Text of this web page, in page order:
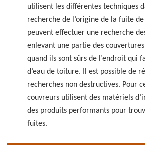
utilisent les différentes techniques
recherche de l’origine de la fuite
peuvent effectuer une recherche
enlevant une partie des
quand ils sont sûrs de l’endroit qui
d’eau de toiture. Il est possible de
recherches non destructives. Pour
couvreurs utilisent des matériels
des produits performants pour
fuites.